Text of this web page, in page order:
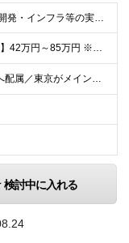
◇学歴不問 ◇コンサル・開発・インフラ等の実務経験（目安：3年以上）をお持ちの方 ◇技術領域・業種は不問です（サーバ／NW／クラウドいずれも歓迎） 【こんな方に向いています】 ◎自分のキャリアを主体
◇前給保証あり/ 【月給例】42万円～85万円 ※経験・スキル・前職給与を考慮のうえ決定します。 ※上記金額には固定残業代（30時間分／月7.5万円～15万円）を含みます。超過分は別途支給。
◇関東のプロジェクト先へ配属／東京がメインです ◇転勤はありません ◇案件によってはフルリモートが可能 【本社】千代田区神田小川町1-5-1 神田御幸ビル8F
検討中に入れる